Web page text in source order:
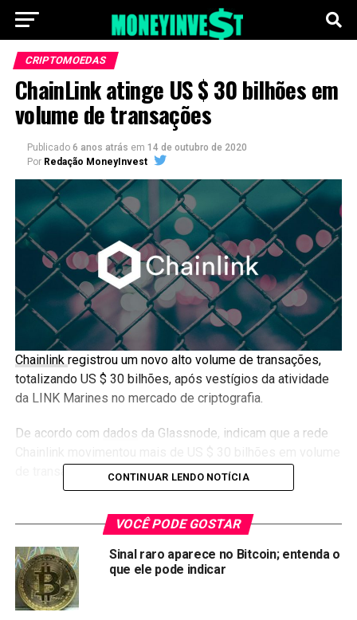
CRIPTOMOEDAS
ChainLink atinge US $ 30 bilhões em
volume de transações
Publicado 6 anos atrás em 14 de outubro de 2020
Por Redação MoneyInvest
Chainlink registrou um novo alto volume de transações,
totalizando US $ 30 bilhões, após vestígios da atividade
da LINK Marines no mercado de criptografia.
De acordo com dados da Glassnode, indicam que a rede
de transações, desde 22 de setembro.
Bitcoin em circulação
Atualmente Chainlink (LINK) está sendo negociada a $
11,16 depois nas últimas 24 horas a cripto perdeu 3,10%
mas ainda está dentro de uma faixa de desempenho
CONTINUAR LENDO NOTÍCIA
VOCÊ PODE GOSTAR
Sinal raro aparece no Bitcoin; entenda o
que ele pode indicar